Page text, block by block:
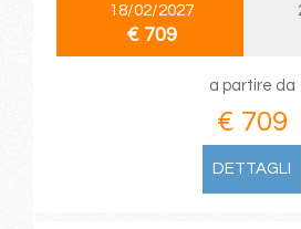
18/02/2027
€ 709
a partire da
€ 709
DETTAGLI